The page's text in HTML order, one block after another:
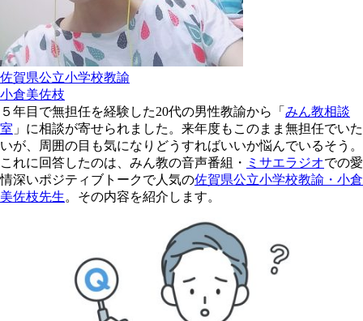
佐賀県公立小学校教諭
小倉美佐枝
５年目で無担任を経験した20代の男性教諭から「 みん教相談
室 」に相談が寄せられました。来年度もこのまま無担任でいた
いが、周囲の目も気になりどうすればいいか悩んでいるそう。
これに回答したのは、みん教の音声番組・ ミサエラジオでの愛
情深いポジティブトークで人気の佐賀県公立小学校教諭・小倉
美佐枝先生。その内容を紹介します。